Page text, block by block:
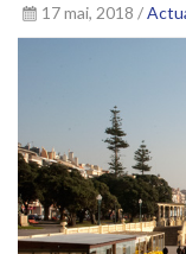
17 mai, 2018 /